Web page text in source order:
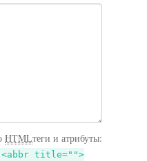
HTMLтеги и атрибуты:
title="">